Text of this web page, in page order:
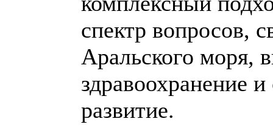
спектр вопросов,
Аральского моря,
здравоохранение
развитие.